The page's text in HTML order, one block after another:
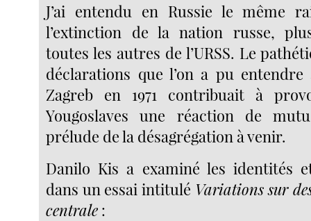
J’ai entendu en Russie le même
l’extinction de la nation russe,
toutes les autres de l’URSS. Le
déclarations que l’on a pu
Zagreb en 1971 contribuait à
Yougoslaves une réaction de
prélude de la désagrégation à venir.
Danilo Kis a examiné les identités
dans un essai intitulé Variations sur
centrale :